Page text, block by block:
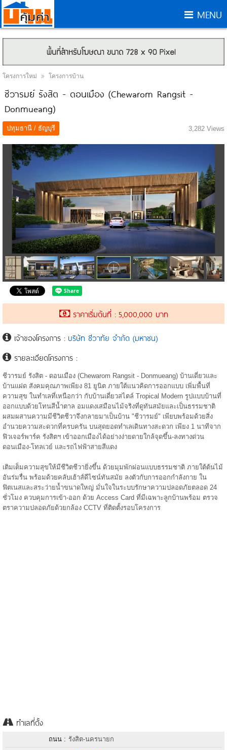
MENU
โครงการใหม่ โครงการบ้าน
ชีวารมย์ รังสิต - ดอนเมือง (Chewarom Rangsit -
Donmueang)
ปทุมธานี / ธัญบุรี 3,282 Views
ราคาเริ่มต้นที่ : 5,000,000 บาท
เจ้าของโครงการ : บริษัท ชีวาทัย จำกัด (มหาชน)
รายละเอียดโครงการ :
ชีวารมย์ รังสิต - ดอนเมือง (Chewarom Rangsit - Donmueang) บ้านเดี่ยวและ
บ้านแฝด สังคมคุณภาพเพียง 81 ยูนิต ภายใต้แนวคิดการออกแบบ เพิ่มพื้นที่
ความสุข ในทำเลที่เหนือกว่า กับบ้านเดี่ยวสไตล์ Tropical Modern รูปแบบบ้านที่
ออกแบบด้วยโทนสีน้ำตาล อมแดงเสมือนไม้จริงที่ดูทันสมัยและเป็นธรรมชาติ
ผสมผสานความมีชีวิตชีวาจึงกลายมาเป็นบ้าน "ชีวารมย์" เพียบพร้อมด้วยสิ่ง
อำนวยความสะดวกที่ครบครัน บนสุดยอดทำเลเดินทางสะดวก เพียง 1 นาทีจาก
ฟิวเจอร์พาร์ค รังสิตฯ เข้าออกเมืองได้อย่างง่ายดายใกล้จุดขึ้น-ลงทางด่วน
ดอนเมือง-โทลเวย์ และรถไฟฟ้าสายสีแดง
เติมเต็มความสุขให้มีชีวิตชีวายิ่งขึ้น ด้วยมุมพักผ่อนแบบธรรมชาติ ภายใต้ต้นไม้
อันร่มรื่น พร้อมด้วยคลับเฮ้าส์ดีไซน์ทันสมัย ลงตัวกับการออกกำลังกาย ใน
ฟิตเนสและสระว่ายน้ำขนาดใหญ่ มั่นใจในระบบรักษาความปลอดภัยตลอด 24
ชั่วโมง ควบคุมการเข้า-ออก ด้วย Access Card ที่มีเฉพาะลูกบ้านพร้อม ตรวจ
ตราความปลอดภัยด้วยกล้อง CCTV ที่ติดตั้งรอบโครงการ
ทำเลที่ตั้ง
ถนน : รังสิต-นครนายก